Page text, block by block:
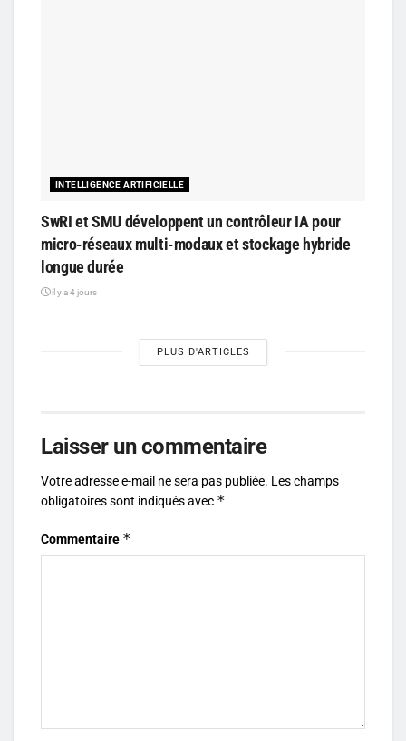
INTELLIGENCE ARTIFICIELLE
SwRI et SMU développent un contrôleur IA pour
micro-réseaux multi-modaux et stockage hybride
longue durée
il y a 4 jours
PLUS D'ARTICLES
Laisser un commentaire
Votre adresse e-mail ne sera pas publiée. Les champs
obligatoires sont indiqués avec *
Commentaire *